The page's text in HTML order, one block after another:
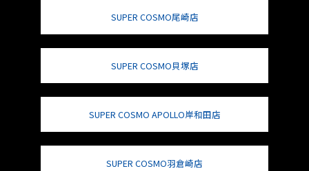
SUPER COSMO尾崎店
SUPER COSMO貝塚店
SUPER COSMO APOLLO岸和田店
SUPER COSMO羽倉崎店